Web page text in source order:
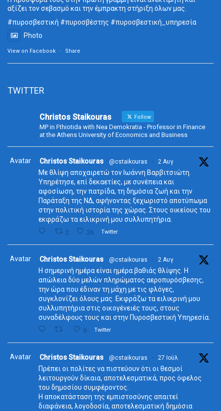
αξίζει τον σεβασμό και την έμπρακτη στήριξη όλων μας.
#πυροσβεστική #πυροσβέστης #πυροσβεστική_ υπηρεσία
Photo
View on Facebook · Share
TWITTER
Christos Staikouras Follow
MP in Fthiotida with Nea Demokratia - Professor in Finance
at the Athens University of Economics and Business
Avatar Christos Staikouras @cstaikouras · 2 Αυγ
Με θλίψη αποχαιρετώ τον Ιωάννη Βαρβιτσιώτη.
Υπηρέτησε, επί δεκαετίες, με συνέπεια και
αφοσίωση, την πατρίδα, τη δημόσια ζωή και την
Παράταξη της ΝΔ, αφήνοντας ξεχωριστό αποτύπωμα
στην πολιτική ιστορία της χώρας. Στους οικείους του
εκφράζω τα ειλικρινή μου συλλυπητήρια.
2 26 Twitter
Avatar Christos Staikouras @cstaikouras · 2 Αυγ
Η σημερινή ημέρα είναι ημέρα βαθιάς θλίψης. Η
απώλεια δύο μελών πληρώματος αεροπυρόσβεσης,
την ώρα που έδιναν τη μάχη με τις φλόγες,
συγκλονίζει όλους μας. Εκφράζω τα ειλικρινή μου
συλλυπητήρια στις οικογένειές τους, στους
συναδέλφους τους και στην Πυροσβεστική Υπηρεσία.
6 Twitter
Avatar Christos Staikouras @cstaikouras · 27 Ιούλ
Πρέπει οι πολίτες να πιστεύουν ότι οι θεσμοί
λειτουργούν δίκαια, αποτελεσματικά, προς όφελος
του δημοσίου συμφέροντος.
Η αποκατάσταση της εμπιστοσύνης απαιτεί
διαφάνεια, λογοδοσία, αποτελεσματική δημόσια